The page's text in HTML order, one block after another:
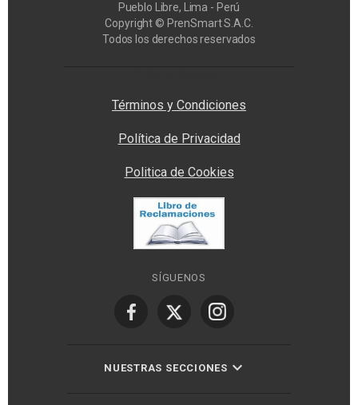
Pueblo Libre, Lima - Perú
Copyright © PrenSmart S.A.C.
Todos los derechos reservados
Términos y Condiciones
Política de Privacidad
Politica de Cookies
SÍGUENOS
NUESTRAS SECCIONES